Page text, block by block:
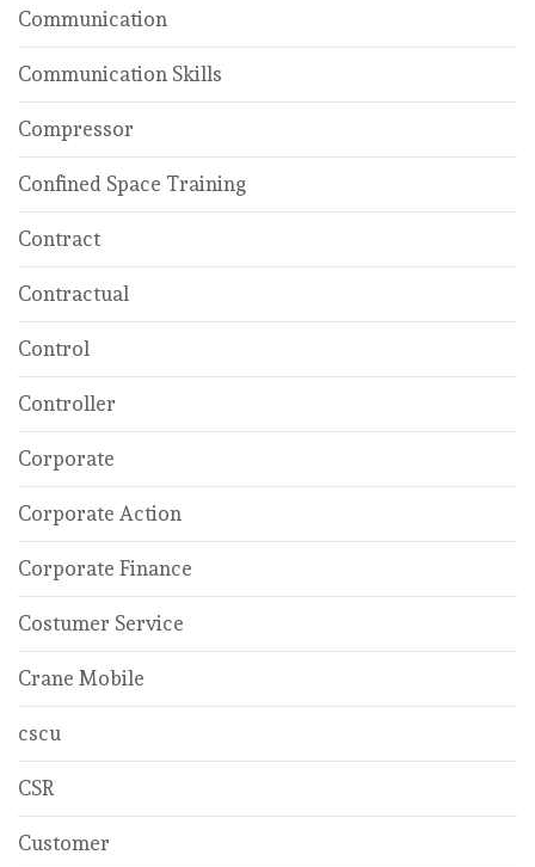
Communication
Communication Skills
Compressor
Confined Space Training
Contract
Contractual
Control
Controller
Corporate
Corporate Action
Corporate Finance
Costumer Service
Crane Mobile
cscu
CSR
Customer